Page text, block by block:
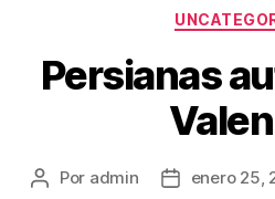
Persianas
Autor
Por admin
Fechaenero 25,